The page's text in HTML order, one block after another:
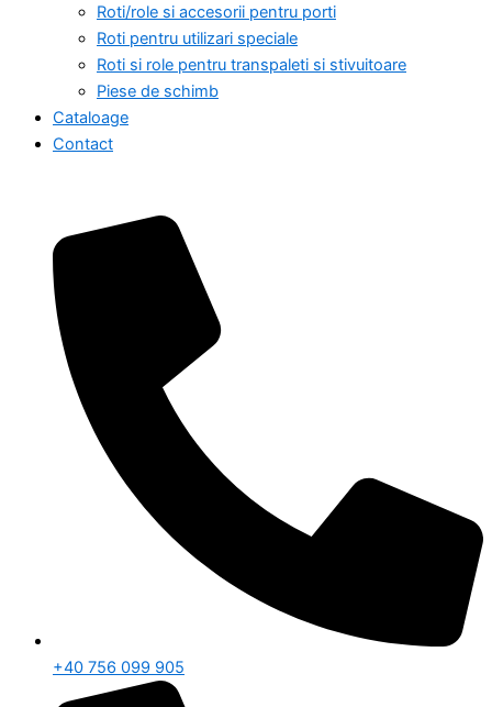
Roti/role si accesorii pentru porti
Roti pentru utilizari speciale
Roti si role pentru transpaleti si stivuitoare
Piese de schimb
Cataloage
Contact
+40 756 099 905